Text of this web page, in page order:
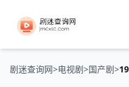
剧迷查询网>电视剧>国产剧>